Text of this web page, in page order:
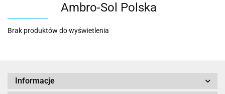
Ambro-Sol Polska
Brak produktów do wyświetlenia
Informacje